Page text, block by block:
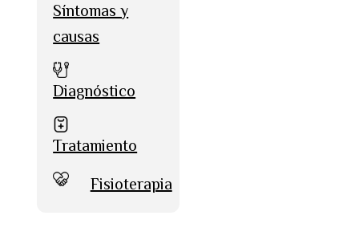
Síntomas y
causas
Diagnóstico
Tratamiento
Fisioterapia